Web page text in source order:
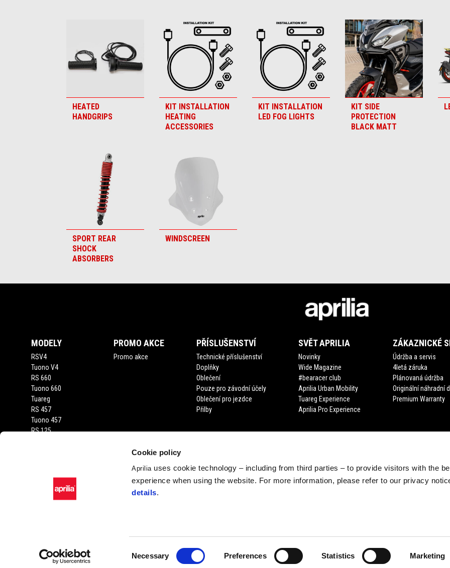
Cookie policy
Aprilia uses cookie technology – including from third parties – to provide visitors with the
experience when using the website. For more information, please refer to our privacy
details.
Necessary Preferences Statistics Marketing
HEATED
HANDGRIPS
KIT INSTALLATION
HEATING
ACCESSORIES
KIT INSTALLATION
LED FOG LIGHTS
KIT SIDE
PROTECTION
BLACK MATT
SPORT REAR
SHOCK
ABSORBERS
WINDSCREEN
MODELY
RSV4
Tuono V4
RS 660
Tuono 660
Tuareg
RS 457
Tuono 457
RS 125
PROMO AKCE
Promo akce
PŘÍSLUŠENSTVÍ
Technické příslušenství
Doplňky
Oblečení
Pouze pro závodní účely
Oblečení pro jezdce
Přilby
SVĚT APRILIA
Novinky
Wide Magazine
#bearacer club
Aprilia Urban Mobility
Tuareg Experience
Aprilia Pro Experience
ZÁKAZNICKÉ
Údržba a servis
4letá záruka
Plánovaná údržba
Originální náhradní
Premium Warranty